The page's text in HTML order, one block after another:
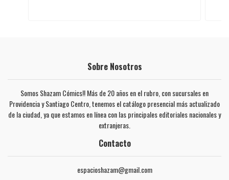
Sobre Nosotros
Somos Shazam Cómics!! Más de 20 años en el rubro, con sucursales en
Providencia y Santiago Centro, tenemos el catálogo presencial más actualizado
de la ciudad, ya que estamos en línea con las principales editoriales nacionales y
extranjeras.
Contacto
espacioshazam@gmail.com